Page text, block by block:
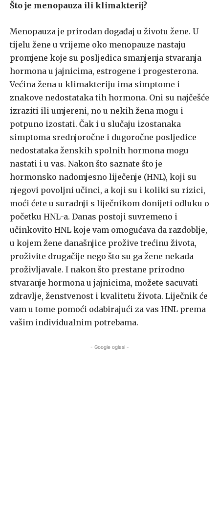
Što je menopauza ili klimakterij?
Menopauza je prirodan događaj u životu žene. U
tijelu žene u vrijeme oko menopauze nastaju
promjene koje su posljedica smanjenja stvaranja
hormona u jajnicima, estrogene i progesterona.
Većina žena u klimakteriju ima simptome i
znakove nedostataka tih hormona. Oni su najčešće
izraziti ili umjereni, no u nekih žena mogu i
potpuno izostati. Čak i u slučaju izostanaka
simptoma srednjoročne i dugoročne posljedice
nedostataka ženskih spolnih hormona mogu
nastati i u vas. Nakon što saznate što je
hormonsko nadomjesno liječenje (HNL), koji su
njegovi povoljni učinci, a koji su i koliki su rizici,
moći ćete u suradnji s liječnikom donijeti odluku o
početku HNL-a. Danas postoji suvremeno i
učinkovito HNL koje vam omogućava da razdoblje,
u kojem žene današnjice prožive trećinu života,
proživite drugačije nego što su ga žene nekada
proživljavale. I nakon što prestane prirodno
stvaranje hormona u jajnicima, možete sacuvati
zdravlje, ženstvenost i kvalitetu života. Liječnik će
vam u tome pomoći odabirajući za vas HNL prema
vašim individualnim potrebama.
- Google oglasi -